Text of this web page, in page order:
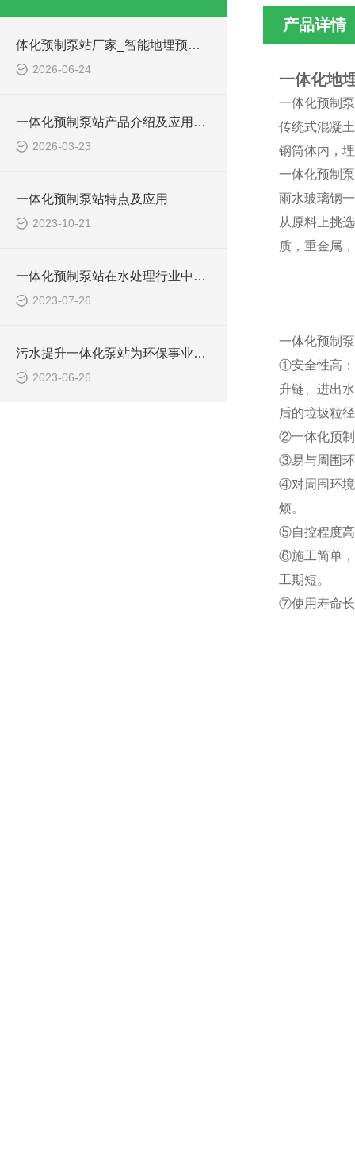
体化预制泵站厂家_智能地埋预制泵站-凌科环保
2026-06-24
一体化预制泵站产品介绍及应用范围
2026-03-23
一体化预制泵站特点及应用
2023-10-21
一体化预制泵站在水处理行业中的应用
2023-07-26
污水提升一体化泵站为环保事业做出了哪些贡献？
2023-06-26
产品详情
一体化地
一体化预制
传统式混凝
钢筒体内，
一体化预制
雨水玻璃钢
从原料上挑
质，重金属
一体化预制
①安全性高：
升链、进出
后的垃圾粒
②一体化预制
③易与周围环
④对周围环境
烦。
⑤自控程度高
⑥施工简单，
工期短。
⑦使用寿命长